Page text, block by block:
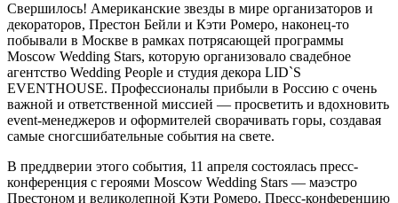
Свершилось! Американские звезды в мире организаторов и
декораторов, Престон Бейли и Кэти Ромеро, наконец-то
побывали в Москве в рамках потрясающей программы
Moscow Wedding Stars, которую организовало свадебное
агентство Wedding People и cтудия декора LID`S
EVENTHOUSE. Профессионалы прибыли в Россию с очень
важной и ответственной миссией — просветить и вдохновить
event-менеджеров и оформителей сворачивать горы, создавая
самые сногсшибательные события на свете.
В преддверии этого события, 11 апреля состоялась пресс-
конференция с героями Moscow Wedding Stars — маэстро
Престоном и великолепной Кэти Ромеро. Пресс-конференцию